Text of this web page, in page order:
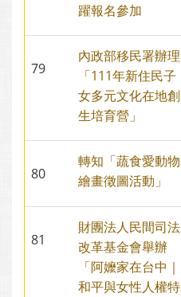
躍報名參加
79
內政部移民署辦理
「111年新住民子
女多元文化在地創
生培育營」
80
轉知「蔬食愛動物
繪畫徵圖活動」
81
財團法人民間司法
改革基金會舉辦
「阿嬤家在台中｜
和平與女性人權特